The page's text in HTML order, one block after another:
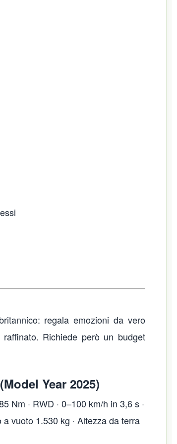
regala emozioni da vero
Richiede però un budget
Year 2025)
Nm · RWD · 0–100 km/h in 3,6 s ·
vuoto 1.530 kg · Altezza da terra